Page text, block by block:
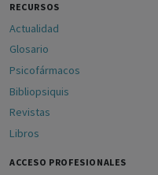
RECURSOS
Actualidad
Glosario
Psicofármacos
Bibliopsiquis
Revistas
Libros
ACCESO PROFESIONALES